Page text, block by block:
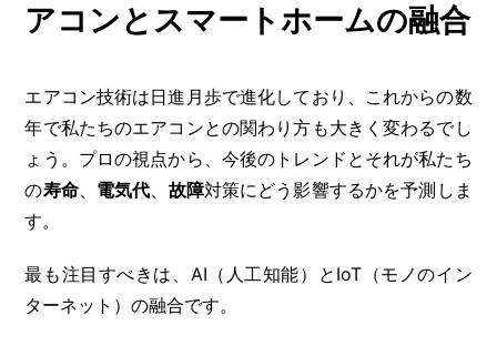
アコンとスマートホームの融合
エアコン技術は日進月歩で進化しており、これからの数
年で私たちのエアコンとの関わり方も大きく変わるでし
ょう。プロの視点から、今後のトレンドとそれが私たち
の寿命、 電気代、 故障対策にどう影響するかを予測しま
す。
最も注目すべきは、AI（人工知能）とIoT（モノのイン
ターネット）の融合です。